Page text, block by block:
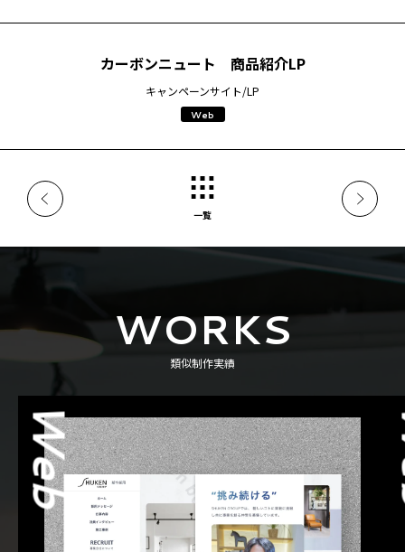
カーボンニュート 商品紹介LP
キャンペーンサイト/LP
Web
一覧
WORKS
類似制作実績
Web